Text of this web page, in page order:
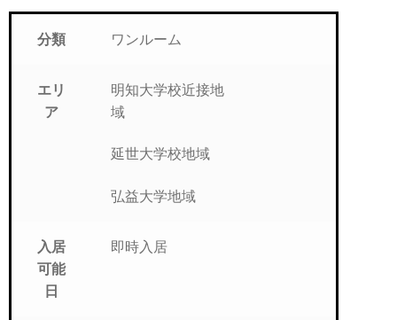
分類 ワンルーム
エリ
ア
明知大学校近接地
域
延世大学校地域
弘益大学地域
入居
可能
日
即時入居